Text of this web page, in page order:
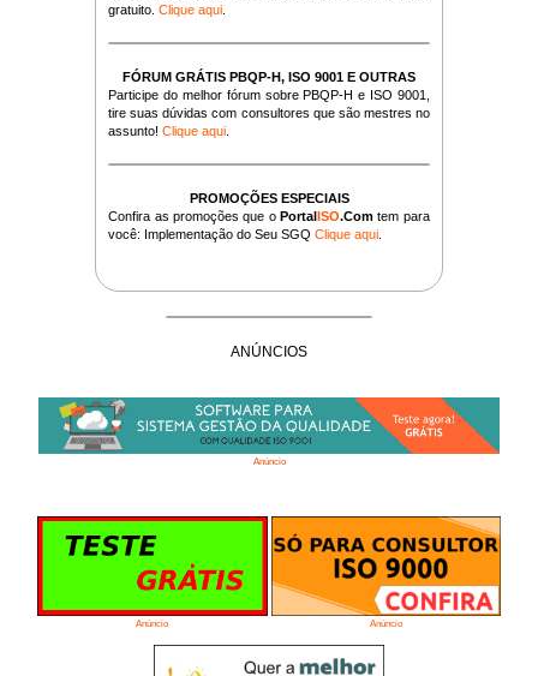
gratuito.Clique aqui
FÓRUM GRÁTIS PBQP-H, ISO 9001 E OUTRAS
Participe do melhor fórum sobre PBQP-H e ISO 9001,
tire suas dúvidas com consultores que são mestres no
assunto!Clique aqui
PROMOÇÕES ESPECIAIS
Confira as promoções que oPortalISO.Com tem para
você: Implementação do Seu SGQClique aqui
ANÚNCIOS
Anúncio
Anúncio Anúncio